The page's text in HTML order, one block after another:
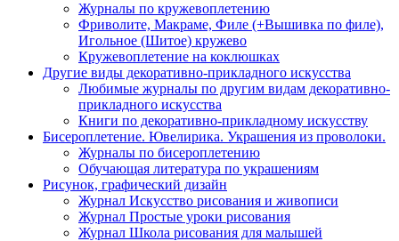
Журналы по кружевоплетению
Фриволите, Макраме, Филе (+Вышивка по филе),
Игольное (Шитое) кружево
Кружевоплетение на коклюшках
Другие виды декоративно-прикладного искусства
Любимые журналы по другим видам декоративно-
прикладного искусства
Книги по декоративно-прикладному искусству
Бисероплетение. Ювелирика. Украшения из проволоки.
Журналы по бисероплетению
Обучающая литература по украшениям
Рисунок, графический дизайн
Журнал Искусство рисования и живописи
Журнал Простые уроки рисования
Журнал Школа рисования для малышей